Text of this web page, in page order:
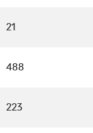
21
488
223